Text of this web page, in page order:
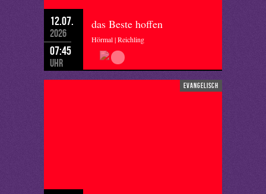
12.07.
2026
07:45
Uhr
das Beste hoffen
Hörmal | Reichling
evangelisch